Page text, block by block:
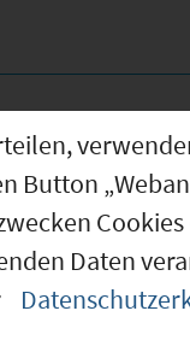
Button
Daten